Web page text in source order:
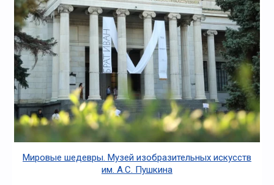
Мировые шедевры. Музей изобразительных искусств
им. А.С. Пушкина